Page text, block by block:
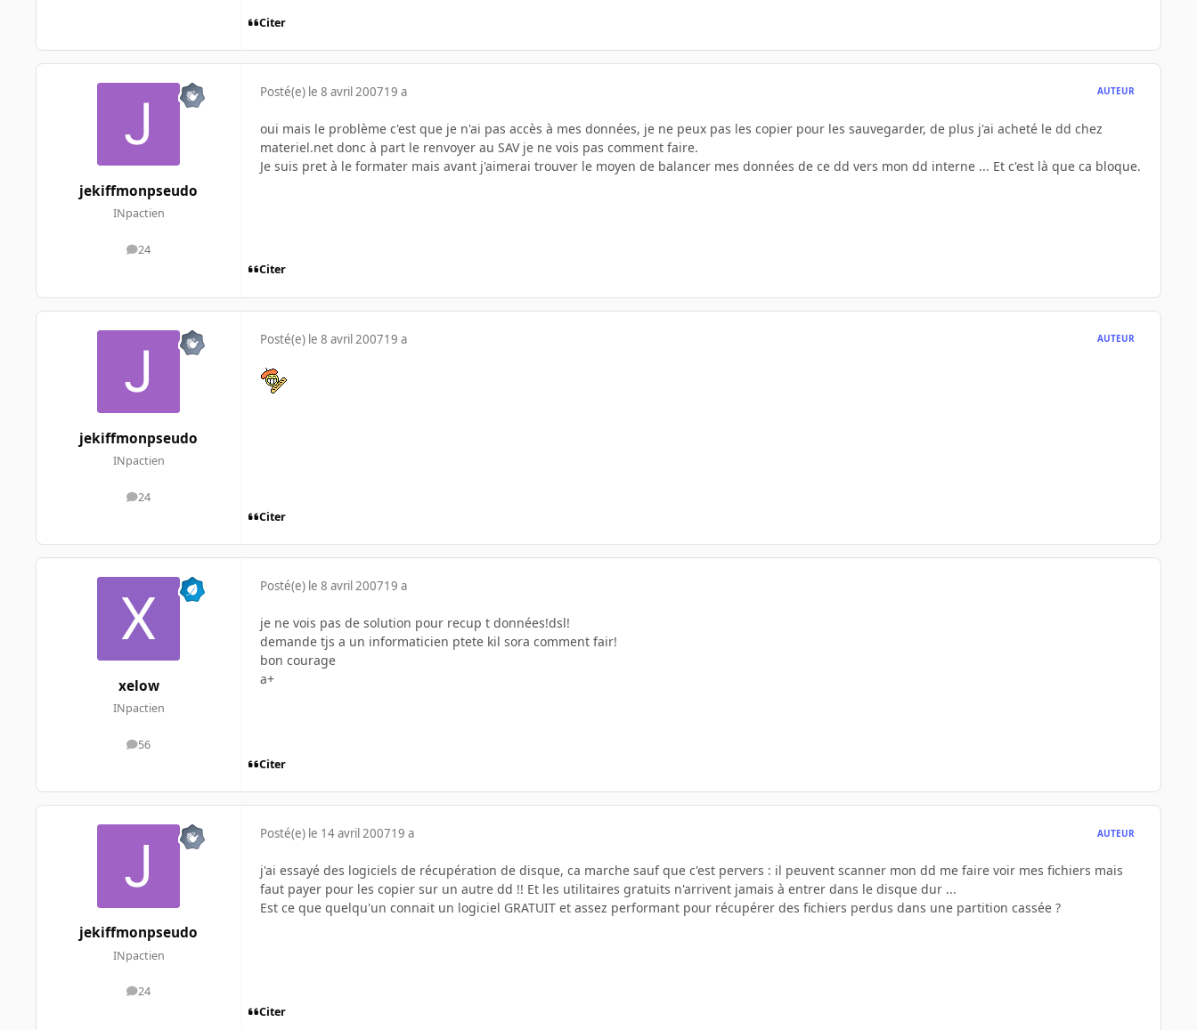
Citer
jekiffmonpseudo
INpactien
24
messages
Posté(e) le 8 avril 200719 a AUTEUR
oui mais le problème c'est que je n'ai pas accès à mes données, je ne peux pas les copier pour les sauvegarder, de plus j'ai acheté le dd chez
materiel.net donc à part le renvoyer au SAV je ne vois pas comment faire.
Je suis pret à le formater mais avant j'aimerai trouver le moyen de balancer mes données de ce dd vers mon dd interne ... Et c'est là que ca bloque.
Citer
jekiffmonpseudo
INpactien
24
messages
Posté(e) le 8 avril 200719 a AUTEUR
Citer
xelow
INpactien
56
messages
Posté(e) le 8 avril 200719 a
je ne vois pas de solution pour recup t données!dsl!
demande tjs a un informaticien ptete kil sora comment fair!
bon courage
a+
Citer
jekiffmonpseudo
INpactien
24
messages
Posté(e) le 14 avril 200719 a AUTEUR
j'ai essayé des logiciels de récupération de disque, ca marche sauf que c'est pervers : il peuvent scanner mon dd me faire voir mes fichiers mais
faut payer pour les copier sur un autre dd !! Et les utilitaires gratuits n'arrivent jamais à entrer dans le disque dur ...
Est ce que quelqu'un connait un logiciel GRATUIT et assez performant pour récupérer des fichiers perdus dans une partition cassée ?
Citer